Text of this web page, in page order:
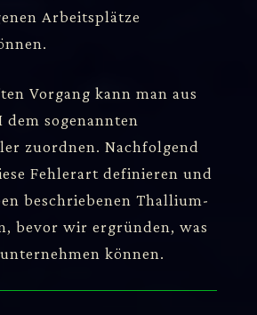
Arbeitsplätze
Vorgang kann man aus
dem sogenannten
zuordnen. Nachfolgend
Fehlerart definieren und
beschriebenen Thallium-
bevor wir ergründen, was
können.